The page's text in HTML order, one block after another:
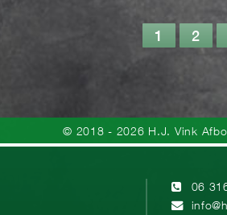
1 2
© 2018 - 2026 H.J. Vink
06